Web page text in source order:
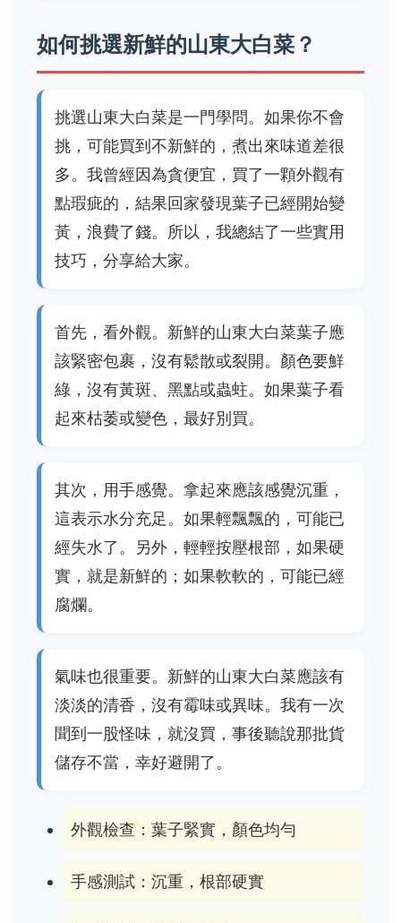
如何挑選新鮮的山東大白菜？
挑選山東大白菜是一門學問。如果你不會
挑，可能買到不新鮮的，煮出來味道差很
多。我曾經因為貪便宜，買了一顆外觀有
點瑕疵的，結果回家發現葉子已經開始變
黃，浪費了錢。所以，我總結了一些實用
技巧，分享給大家。
首先，看外觀。新鮮的山東大白菜葉子應
該緊密包裹，沒有鬆散或裂開。顏色要鮮
綠，沒有黃斑、黑點或蟲蛀。如果葉子看
起來枯萎或變色，最好別買。
其次，用手感覺。拿起來應該感覺沉重，
這表示水分充足。如果輕飄飄的，可能已
經失水了。另外，輕輕按壓根部，如果硬
實，就是新鮮的；如果軟軟的，可能已經
腐爛。
氣味也很重要。新鮮的山東大白菜應該有
淡淡的清香，沒有霉味或異味。我有一次
聞到一股怪味，就沒買，事後聽說那批貨
儲存不當，幸好避開了。
外觀檢查：葉子緊實，顏色均勻
手感測試：沉重，根部硬實